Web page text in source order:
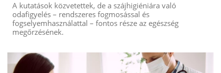
A kutatások közvetettek, de a szájhigiéniára való
odafigyelés – rendszeres fogmosással és
fogselyemhasználattal – fontos része az egészség
megőrzésének.